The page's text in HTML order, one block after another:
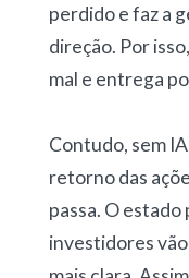
perdido e faz a
direção. Por
mal e entrega
Contudo, sem
retorno das
passa. O estado
investidores